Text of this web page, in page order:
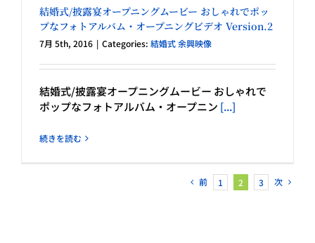
結婚式/披露宴オープニングムービー おしゃれでポッ
プなフォトアルバム・オープニングビデオ Version.2
7月 5th, 2016 | Categories: 結婚式 余興映像
結婚式/披露宴オープニングムービー おしゃれで
ポップなフォトアルバム・オープニン [...]
続きを読む
前 1 2 3 次